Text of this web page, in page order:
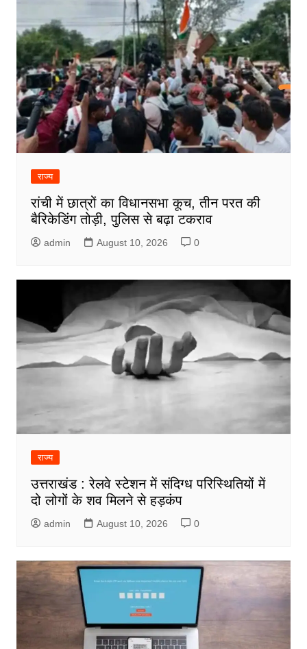
राज्य
रांची में छात्रों का विधानसभा कूच, तीन परत की
बैरिकेडिंग तोड़ी, पुलिस से बढ़ा टकराव
admin August 10, 2026 0
राज्य
उत्तराखंड : रेलवे स्टेशन में संदिग्ध परिस्थितियों में
दो लोगों के शव मिलने से हड़कंप
admin August 10, 2026 0